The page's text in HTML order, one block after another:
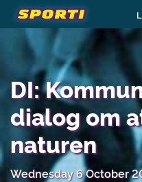
DI:
dialog om
naturen
Wednesday 6 October